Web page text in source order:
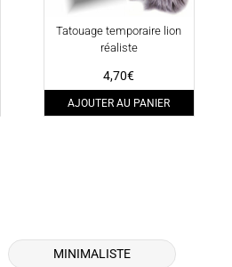
Tatouage temporaire lion
réaliste
4,70€
AJOUTER AU PANIER
MINIMALISTE